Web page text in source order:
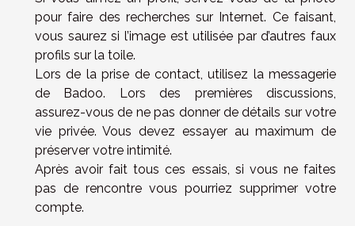
pour faire des recherches sur Internet. Ce faisant,
vous saurez si l’image est utilisée par d’autres faux
profils sur la toile.
Lors de la prise de contact, utilisez la messagerie
de Badoo. Lors des premières discussions,
assurez-vous de ne pas donner de détails sur votre
vie privée. Vous devez essayer au maximum de
préserver votre intimité.
Après avoir fait tous ces essais, si vous ne faites
pas de rencontre vous pourriez supprimer votre
compte.